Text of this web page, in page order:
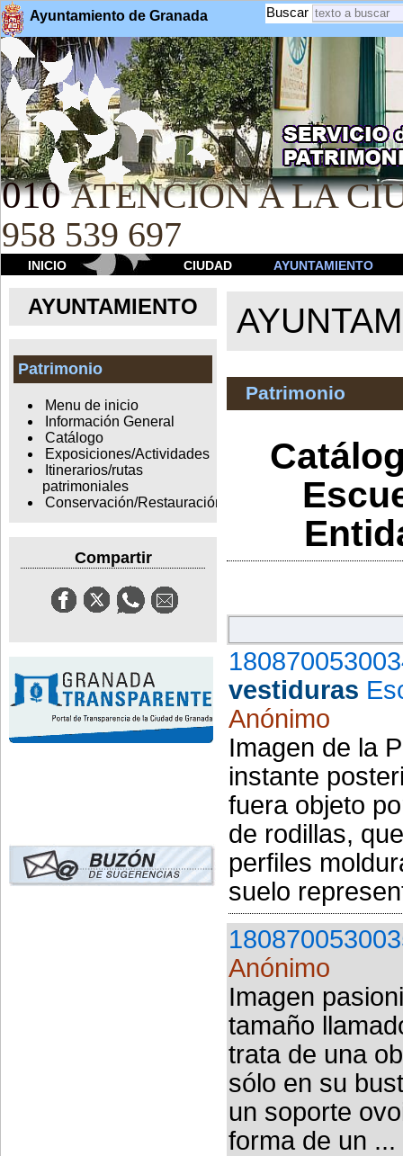
Ayuntamiento de Granada Buscar
010 ATENCION A LA
958 539 697
INICIO CIUDAD AYUNTAMIENTO
AYUNTAMIENTO
Patrimonio
Menu de inicio
Información General
Catálogo
Exposiciones/Actividades
Itinerarios/rutas
patrimoniales
Conservación/Restauración
Compartir
Patrimonio
vestiduras
Anónimo
Imagen de la
instante
fuera objeto
de rodillas,
perfiles
suelo
Anónimo
Imagen
tamaño
trata de una
sólo en su
un soporte
forma de un ...